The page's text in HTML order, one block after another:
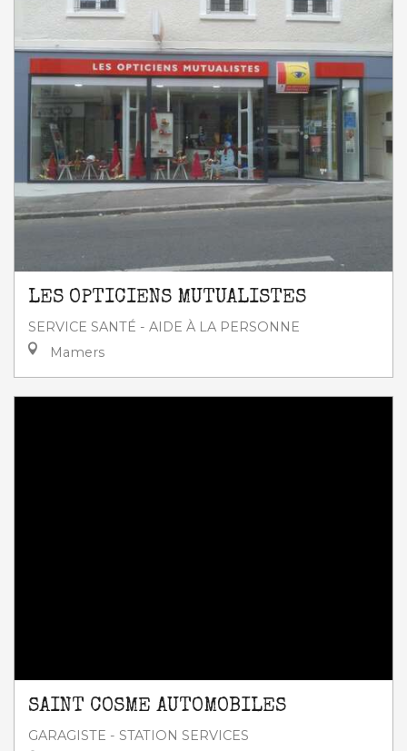
LES OPTICIENS MUTUALISTES
SERVICE SANTÉ - AIDE À LA PERSONNE
Mamers
SAINT COSME AUTOMOBILES
GARAGISTE - STATION SERVICES